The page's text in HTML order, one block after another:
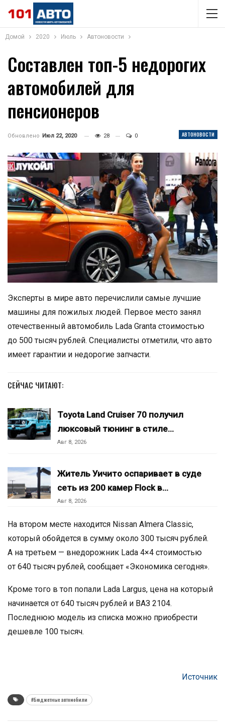
Домой 2020 Июль Автоновости
Составлен топ-5 недорогих
автомобилей для
пенсионеров
АВТОНОВОСТИ
Обновлено Июл 22, 2020 28 0
Эксперты в мире авто перечислили самые лучшие
машины для пожилых людей. Первое место занял
отечественный автомобиль Lada Granta стоимостью
до 500 тысяч рублей. Специалисты отметили, что авто
имеет гарантии и недорогие запчасти.
СЕЙЧАС ЧИТАЮТ:
Toyota Land Cruiser 70 получил
люксовый тюнинг в стиле…
Авг 8, 2026
Житель Уичито оспаривает в суде
сеть из 200 камер Flock в…
Авг 8, 2026
На втором месте находится Nissan Almera Classic,
который обойдется в сумму около 300 тысяч рублей.
А на третьем — внедорожник Lada 4×4 стоимостью
от 640 тысяч рублей, сообщает «Экономика сегодня».
Кроме того в топ попали Lada Largus, цена на который
начинается от 640 тысяч рублей и ВАЗ 2104.
Последнюю модель из списка можно приобрести
дешевле 100 тысяч.
Источник
#Бюджетные автомобили